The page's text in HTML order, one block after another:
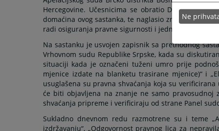
Hercegovine. Učesnicima se obratio Damjan
domaćina ovog sastanka, te naglasio značaj Panela
radi osiguranja pravne sigurnosti i jednakosti pred
Na sastanku je usvojen zapisnik sa prethodnog
Vrhovnom sudu Republike Srpske, kada su
situaciji kada je označeni tuženi umro prije
mjenice izdate na blanketu trasirane mjenice)“ i
usuglašena su pravna shvaćanja koja su
će biti objavljena na znanje ne samo pravosudnoj
shvaćanja pripreme i verificiraju od strane Panel
Sukladno dnevnom redu razmotrene su i teme
izdržavanju“, „Odgovornost pravnog lica za
Ne